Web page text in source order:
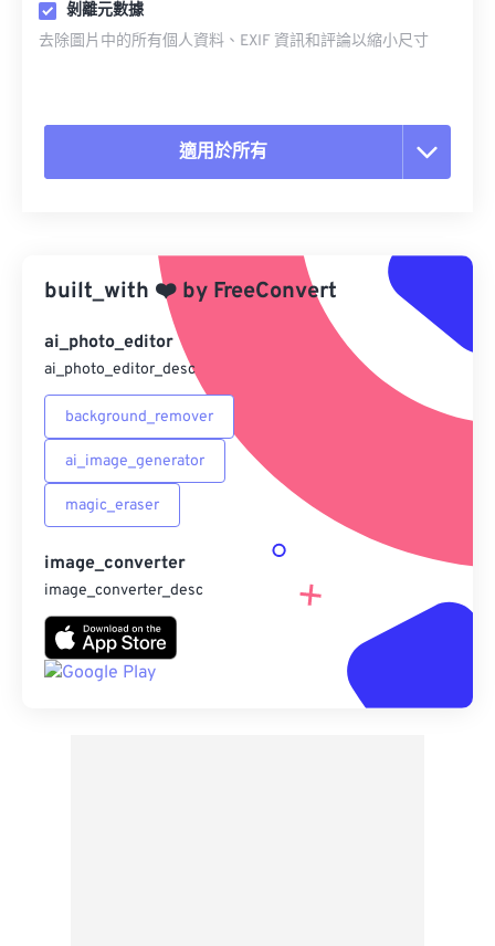
剝離元數據
去除圖片中的所有個人資料、EXIF 資訊和評論以縮小尺寸
適用於所有
另存為預設
built_with ❤️ by FreeConvert
ai_photo_editor
ai_photo_editor_desc
background_remover
ai_image_generator
magic_eraser
image_converter
image_converter_desc